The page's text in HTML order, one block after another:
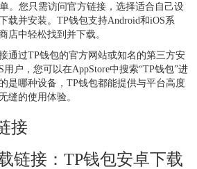
。您只需访问官方链接，选择适合自己设
载并安装。TP钱包支持Android和iOS系
店中轻松找到并下载。
通过TP钱包的官方网站或知名的第三方安
户，您可以在AppStore中搜索“TP钱包”进
是哪种设备，TP钱包都能提供与平台高度
缝的使用体验。
接
链接：TP钱包安卓下载